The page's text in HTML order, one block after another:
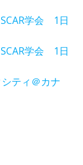
学会 1日
学会 1日
ティ＠カナ